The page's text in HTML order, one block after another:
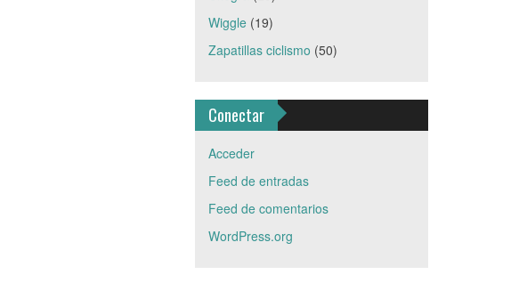
Wiggle(19)
Zapatillas ciclismo (50)
Conectar
Acceder
Feed de entradas
Feed de comentarios
WordPress.org